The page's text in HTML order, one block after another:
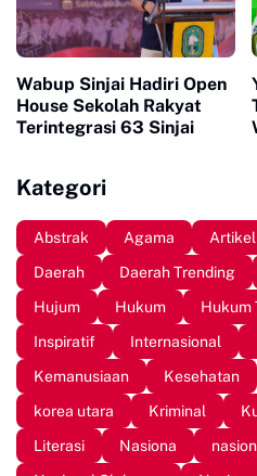
Wabup Sinjai Hadiri Open
House Sekolah Rakyat
Terintegrasi 63 Sinjai
Kategori
Abstrak Agama Artikel
Daerah
Daerah Trending
Hujum
Hukum Hukum
Inspiratif
Internasional
Kemanusiaan
Kesehatan
korea utara
Kriminal
Literasi
Nasiona